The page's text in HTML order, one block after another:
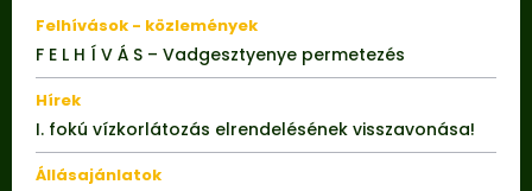
Felhívások - közlemények
F E L H Í V Á S – Vadgesztyenye permetezés
Hírek
I. fokú vízkorlátozás elrendelésének visszavonása!
Állásajánlatok